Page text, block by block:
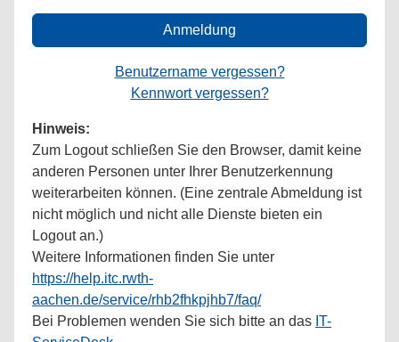
Anmeldung
Benutzername vergessen?
Kennwort vergessen?
Hinweis:
Zum Logout schließen Sie den Browser, damit keine
anderen Personen unter Ihrer Benutzerkennung
weiterarbeiten können. (Eine zentrale Abmeldung ist
nicht möglich und nicht alle Dienste bieten ein
Logout an.)
Weitere Informationen finden Sie unter
https://help.itc.rwth-
aachen.de/service/rhb2fhkpjhb7/faq/
Bei Problemen wenden Sie sich bitte an das IT-